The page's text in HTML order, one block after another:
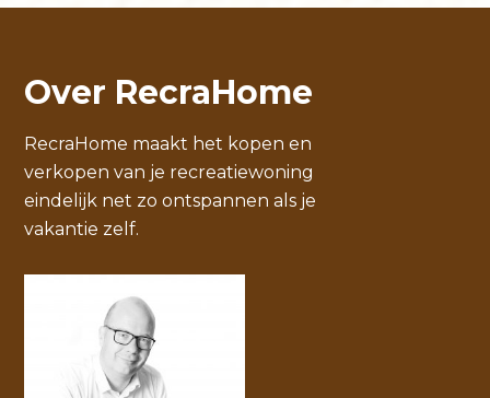
Over RecraHome
RecraHome maakt het kopen en
verkopen van je recreatiewoning
eindelijk net zo ontspannen als je
vakantie zelf.